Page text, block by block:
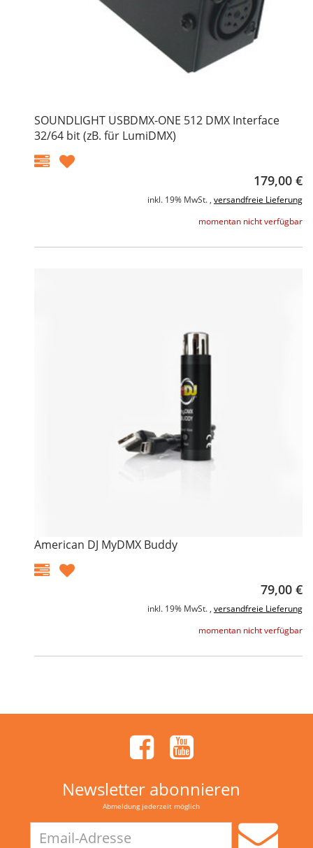
SOUNDLIGHT USBDMX-ONE 512 DMX Interface
32/64 bit (zB. für LumiDMX)
179,00 €
inkl. 19% MwSt. , versandfreie Lieferung
momentan nicht verfügbar
American DJ MyDMX Buddy
79,00 €
inkl. 19% MwSt. , versandfreie Lieferung
momentan nicht verfügbar
Newsletter abonnieren
Abmeldung jederzeit möglich
Adresse